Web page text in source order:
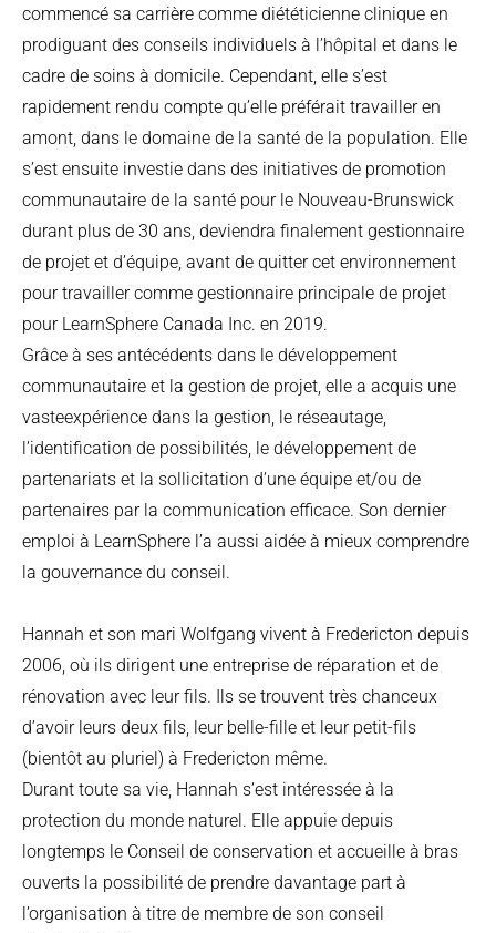
commencé sa carrière comme diététicienne clinique en
prodiguant des conseils individuels à l’hôpital et dans le
cadre de soins à domicile. Cependant, elle s’est
rapidement rendu compte qu’elle préférait travailler en
amont, dans le domaine de la santé de la population. Elle
s’est ensuite investie dans des initiatives de promotion
communautaire de la santé pour le Nouveau-Brunswick
durant plus de 30 ans, deviendra finalement gestionnaire
de projet et d’équipe, avant de quitter cet environnement
pour travailler comme gestionnaire principale de projet
pour LearnSphere Canada Inc. en 2019.
Grâce à ses antécédents dans le développement
communautaire et la gestion de projet, elle a acquis une
vasteexpérience dans la gestion, le réseautage,
l’identification de possibilités, le développement de
partenariats et la sollicitation d’une équipe et/ou de
partenaires par la communication efficace. Son dernier
emploi à LearnSphere l’a aussi aidée à mieux comprendre
la gouvernance du conseil.
Hannah et son mari Wolfgang vivent à Fredericton depuis
2006, où ils dirigent une entreprise de réparation et de
rénovation avec leur fils. Ils se trouvent très chanceux
d’avoir leurs deux fils, leur belle-fille et leur petit-fils
(bientôt au pluriel) à Fredericton même.
Durant toute sa vie, Hannah s’est intéressée à la
protection du monde naturel. Elle appuie depuis
longtemps le Conseil de conservation et accueille à bras
ouverts la possibilité de prendre davantage part à
l’organisation à titre de membre de son conseil